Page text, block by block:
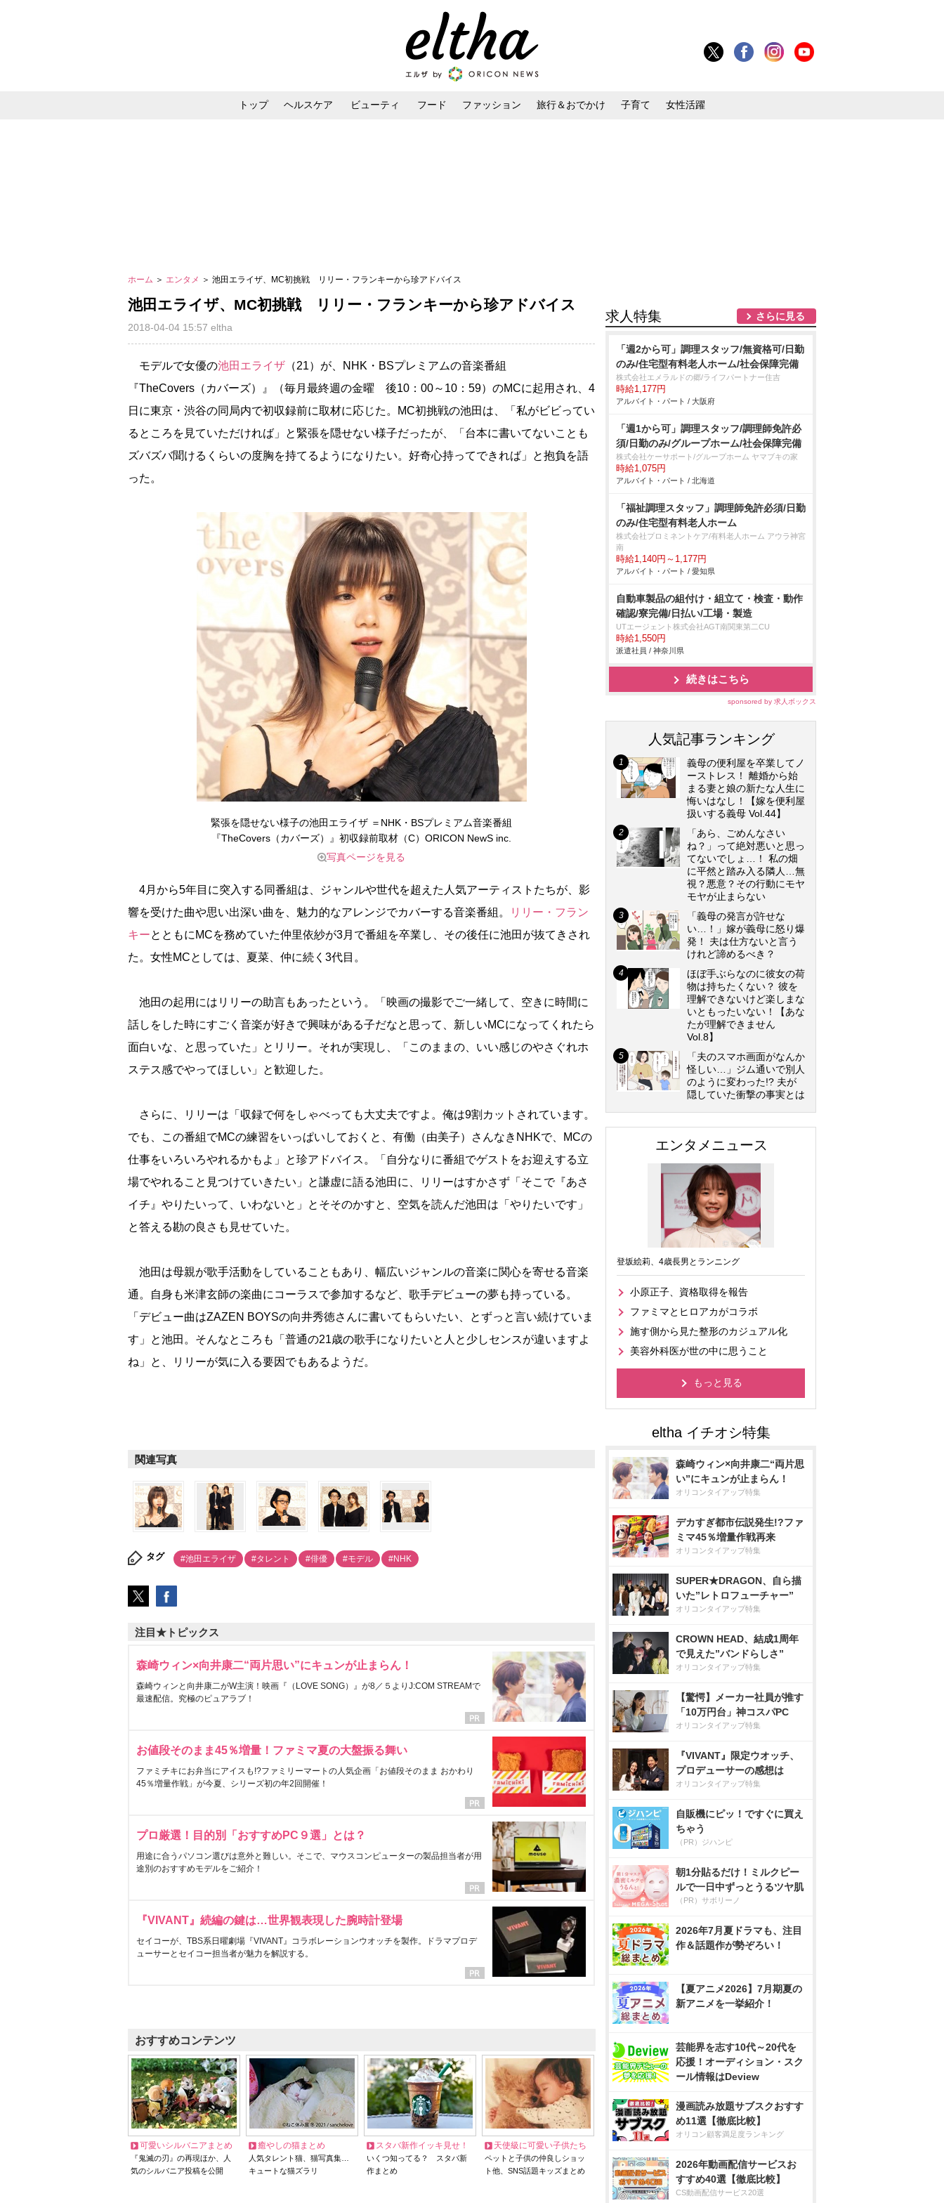
トップ ヘルスケア ビューティ フード ファッション 旅行＆おでかけ 子育て 女性活躍
ホーム ＞ エンタメ ＞ 池田エライザ、MC初挑戦 リリー・フランキーから珍アドバイス
池田エライザ、MC初挑戦 リリー・フランキーから珍アドバイス
2018-04-04 15:57 eltha
モデルで女優の池田エライザ （21）が、NHK・BSプレミアムの音楽番組
『TheCovers（カバーズ）』（毎月最終週の金曜 後10：00～10：59）のMCに起用され、4
日に東京・渋谷の同局内で初収録前に取材に応じた。MC初挑戦の池田は、「私がビビってい
るところを見ていただければ」と緊張を隠せない様子だったが、「台本に書いてないことも
ズバズバ聞けるくらいの度胸を持てるようになりたい。好奇心持ってできれば」と抱負を語
った。
緊張を隠せない様子の池田エライザ ＝NHK・BSプレミアム音楽番組
『TheCovers（カバーズ）』初収録前取材（C）ORICON NewS inc.
写真ページを見る
4月から5年目に突入する同番組は、ジャンルや世代を超えた人気アーティストたちが、影
響を受けた曲や思い出深い曲を、魅力的なアレンジでカバーする音楽番組。
リリー・フラン
キーとともにMCを務めていた仲里依紗が3月で番組を卒業し、その後任に池田が抜てきされ
た。女性MCとしては、夏菜、仲に続く3代目。
池田の起用にはリリーの助言もあったという。「映画の撮影でご一緒して、空きに時間に
話しをした時にすごく音楽が好きで興味がある子だなと思って、新しいMCになってくれたら
面白いな、と思っていた」とリリー。それが実現し、「このままの、いい感じのやさぐれホ
ステス感でやってほしい」と歓迎した。
さらに、リリーは「収録で何をしゃべっても大丈夫ですよ。俺は9割カットされています。
でも、この番組でMCの練習をいっぱいしておくと、有働（由美子）さんなきNHKで、MCの
仕事をいろいろやれるかもよ」と珍アドバイス。「自分なりに番組でゲストをお迎えする立
場でやれること見つけていきたい」と謙虚に語る池田に、リリーはすかさず「そこで『あさ
イチ』やりたいって、いわないと」とそそのかすと、空気を読んだ池田は「やりたいです」
と答える勘の良さも見せていた。
池田は母親が歌手活動をしていることもあり、幅広いジャンルの音楽に関心を寄せる音楽
通。自身も米津玄師の楽曲にコーラスで参加するなど、歌手デビューの夢も持っている。
「デビュー曲はZAZEN BOYSの向井秀徳さんに書いてもらいたい、とずっと言い続けていま
す」と池田。そんなところも「普通の21歳の歌手になりたいと人と少しセンスが違いますよ
ね」と、リリーが気に入る要因でもあるようだ。
関連写真
タグ #池田エライザ #タレント #俳優 #モデル #NHK
注目★トピックス
森崎ウィン×向井康二“両片思い”にキュンが止まらん！
森崎ウィンと向井康二がW主演！映画『（LOVE SONG）』が8／５よりJ:COM STREAMで
最速配信。究極のピュアラブ！
お値段そのまま45％増量！ファミマ夏の大盤振る舞い
ファミチキにお弁当にアイスも!?ファミリーマートの人気企画「お値段そのまま おかわり
45％増量作戦」が今夏、シリーズ初の年2回開催！
プロ厳選！目的別「おすすめPC９選」とは？
用途に合うパソコン選びは意外と難しい。そこで、マウスコンピューターの製品担当者が用
途別のおすすめモデルをご紹介！
『VIVANT』続編の鍵は…世界観表現した腕時計登場
セイコーが、TBS系日曜劇場『VIVANT』コラボレーションウオッチを製作。ドラマプロデ
ューサーとセイコー担当者が魅力を解説する。
おすすめコンテンツ
可愛いシルバニアまとめ
『鬼滅の刃』の再現ほか、人
気のシルバニア投稿を公開
癒やしの猫まとめ
人気タレント猫、猫写真集…
キュートな猫ズラリ
スタバ新作イッキ見せ！
いくつ知ってる？ スタバ新
作まとめ
天使級に可愛い子供たち
ペットと子供の仲良しショッ
ト他、SNS話題キッズまとめ
求人特集 さらに見る
「週2から可」調理スタッフ/無資格可/日勤
のみ/住宅型有料老人ホーム/社会保障完備
株式会社エメラルドの郷/ライフパートナー住吉
時給1,177円
アルバイト・パート / 大阪府
「週1から可」調理スタッフ/調理師免許必
須/日勤のみ/グループホーム/社会保障完備
株式会社ケーサポート/グループホーム ヤマブキの家
時給1,075円
アルバイト・パート / 北海道
「福祉調理スタッフ」調理師免許必須/日勤
のみ/住宅型有料老人ホーム
株式会社プロミネントケア/有料老人ホーム アウラ神宮
南
時給1,140円～1,177円
アルバイト・パート / 愛知県
自動車製品の組付け・組立て・検査・動作
確認/寮完備/日払い/工場・製造
UTエージェント株式会社AGT南関東第二CU
時給1,550円
派遣社員 / 神奈川県
続きはこちら
sponsored by 求人ボックス
人気記事ランキング
義母の便利屋を卒業してノ
ーストレス！ 離婚から始
まる妻と娘の新たな人生に
悔いはなし！【嫁を便利屋
扱いする義母 Vol.44】
「あら、ごめんなさい
ね？」って絶対悪いと思っ
てないでしょ…！ 私の畑
に平然と踏み入る隣人…無
視？悪意？その行動にモヤ
モヤが止まらない
「義母の発言が許せな
い…！」嫁が義母に怒り爆
発！ 夫は仕方ないと言う
けれど諦めるべき？
ほぼ手ぶらなのに彼女の荷
物は持ちたくない？ 彼を
理解できないけど楽しまな
いともったいない！【あな
たが理解できません
Vol.8】
「夫のスマホ画面がなんか
怪しい…」ジム通いで別人
のように変わった!? 夫が
隠していた衝撃の事実とは
エンタメニュース
登坂絵莉、4歳長男とランニング
小原正子、資格取得を報告
ファミマとヒロアカがコラボ
施す側から見た整形のカジュアル化
美容外科医が世の中に思うこと
もっと見る
森崎ウィン×向井康二“両片思
い”にキュンが止まらん！
オリコンタイアップ特集
デカすぎ都市伝説発生!?ファ
ミマ45％増量作戦再来
オリコンタイアップ特集
SUPER★DRAGON、自ら描
いた”レトロフューチャー”
オリコンタイアップ特集
CROWN HEAD、結成1周年
で見えた”バンドらしさ”
オリコンタイアップ特集
【驚愕】メーカー社員が推す
「10万円台」神コスパPC
オリコンタイアップ特集
『VIVANT』限定ウオッチ、
プロデューサーの感想は
オリコンタイアップ特集
自販機にピッ！ですぐに買え
ちゃう
（PR）ジハンピ
朝1分貼るだけ！ミルクピー
ルで一日中ずっとうるツヤ肌
（PR）サボリーノ
2026年7月夏ドラマも、注目
作＆話題作が勢ぞろい！
【夏アニメ2026】7月期夏の
新アニメを一挙紹介！
芸能界を志す10代～20代を
応援！オーディション・スク
ール情報はDeview
漫画読み放題サブスクおすす
め11選【徹底比較】
オリコン顧客満足度ランキング
2026年動画配信サービスお
すすめ40選【徹底比較】
CS動画配信サービス20選